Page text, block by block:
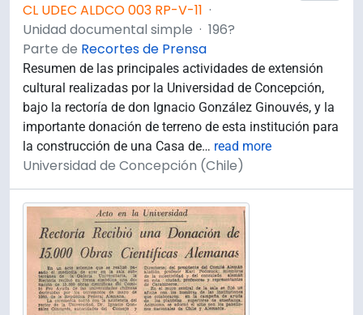
CL UDEC ALDCO 003 RP-V-11 ·
Unidad documental simple · 196?
Parte de Recortes de Prensa
Resumen de las principales actividades de extensión
cultural realizadas por la Universidad de Concepción,
bajo la rectoría de don Ignacio González Ginouvés, y la
importante donación de terreno de esta institución para
la construcción de una Casa de… read more
Universidad de Concepción (Chile)